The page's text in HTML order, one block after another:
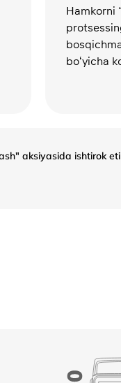
Hamkorni
boʻyicha
aksiyasida ishtirok